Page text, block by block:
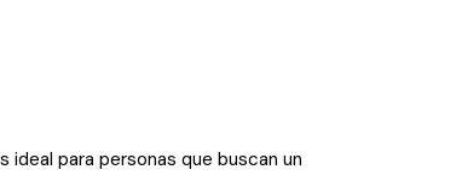
para personas que buscan un